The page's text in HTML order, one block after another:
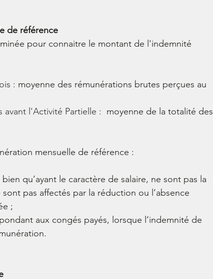
de référence
: moyenne des rémunérations brutes perçues au
avant l'Activité Partielle : moyenne de la totalité des
mensuelle de référence :
qu’ayant le caractère de salaire, ne sont pas la
pas affectés par la réduction ou l’absence
;
aux congés payés, lorsque l’indemnité de